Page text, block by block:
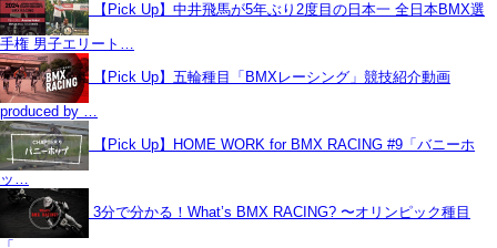
【Pick Up】中井飛馬が5年ぶり2度目の日本一 全日本BMX選
手権 男子エリート…
【Pick Up】五輪種目「BMXレーシング」競技紹介動画
produced by …
【Pick Up】HOME WORK for BMX RACING #9「バニーホ
ッ…
3分で分かる！What’s BMX RACING? 〜オリンピック種目